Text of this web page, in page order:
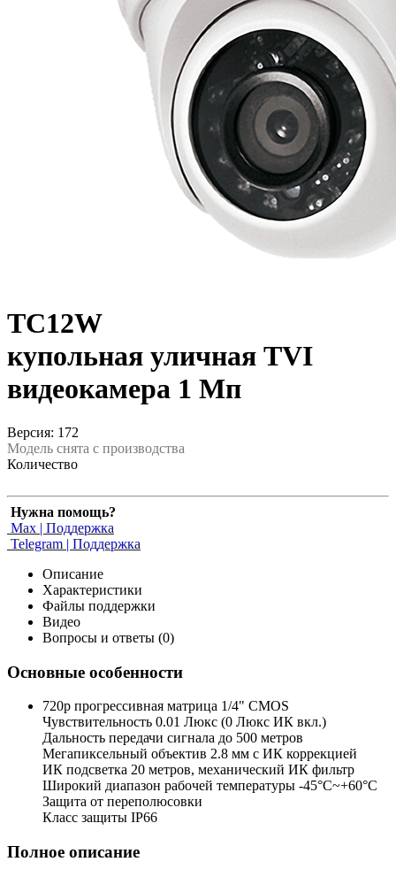
TC12W
купольная уличная TVI
видеокамера 1 Мп
Версия: 172
Модель снята с производства
Количество
Нужна помощь?
Max | Поддержка
Telegram | Поддержка
Описание
Характеристики
Файлы поддержки
Видео
Вопросы и ответы (0)
Основные особенности
720p прогрессивная матрица 1/4" CMOS
Чувствительность 0.01 Люкс (0 Люкс ИК вкл.)
Дальность передачи сигнала до 500 метров
Мегапиксельный объектив 2.8 мм с ИК коррекцией
ИК подсветка 20 метров, механический ИК фильтр
Широкий диапазон рабочей температуры -45°С~+60°С
Защита от переполюсовки
Класс защиты IP66
Полное описание